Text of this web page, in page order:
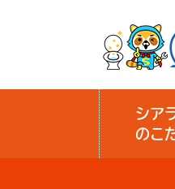
シア
のこ